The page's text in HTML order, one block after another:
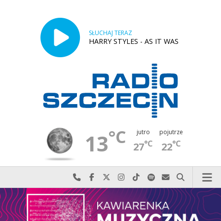
SŁUCHAJ TERAZ
HARRY STYLES - AS IT WAS
13°C jutro
27°C
pojutrze
22°C
Najlepiej po prostu do nas zadzwoń
Odwiedź nas na Facebook-u
Odwiedź nas na X
Odwiedź nas na Instagram-ie
Odwiedź nas na TikTok-u
Szukaj nas na Spotify
Wyślij do nas
Szukaj